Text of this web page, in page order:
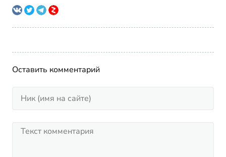
Оставить комментарий